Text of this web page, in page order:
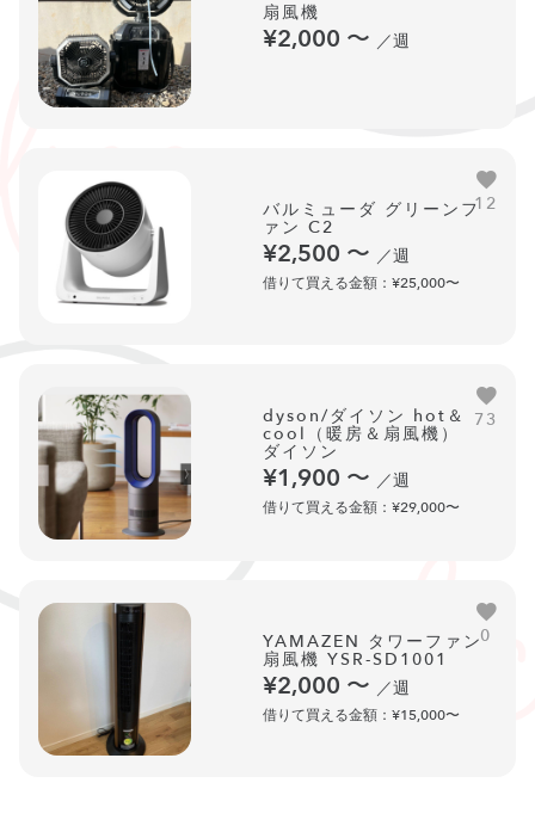
扇風機
¥2,000 〜 ／週
バルミューダ グリーンフ
ァン C2
¥2,500 〜 ／週
借りて買える金額：¥25,000〜
12
dyson/ダイソン hot＆
cool（暖房＆扇風機）
ダイソン
¥1,900 〜 ／週
借りて買える金額：¥29,000〜
73
YAMAZEN タワーファン
扇風機 YSR-SD1001
¥2,000 〜 ／週
借りて買える金額：¥15,000〜
0